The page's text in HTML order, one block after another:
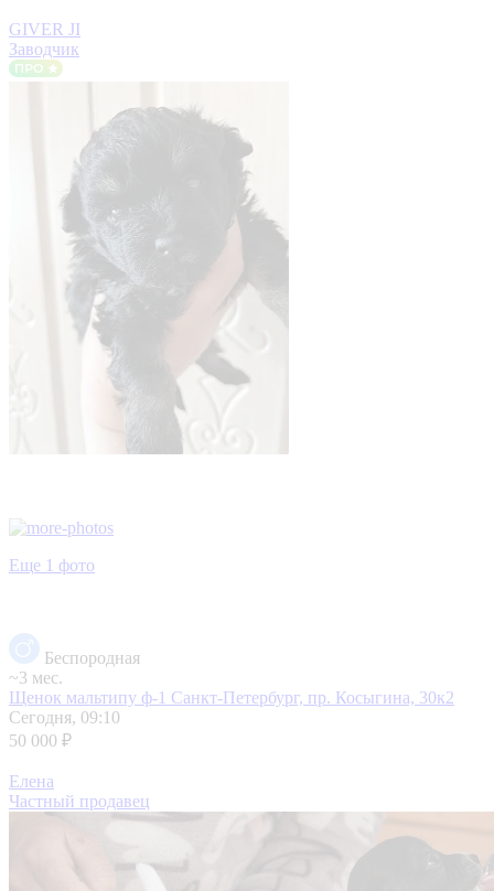
GIVER JI
Заводчик
Еще 1 фото
Беспородная
~3 мес.
Щенок мальтипу ф-1 Санкт-Петербург, пр. Косыгина, 30к2
Сегодня, 09:10
50 000 ₽
Елена
Частный продавец